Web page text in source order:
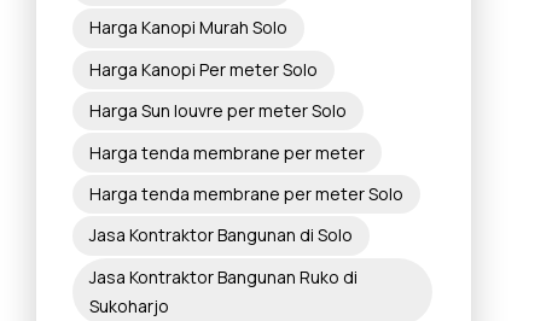
Harga Kanopi Murah Solo
Harga Kanopi Per meter Solo
Harga Sun louvre per meter Solo
Harga tenda membrane per meter
Harga tenda membrane per meter Solo
Jasa Kontraktor Bangunan di Solo
Jasa Kontraktor Bangunan Ruko di
Sukoharjo